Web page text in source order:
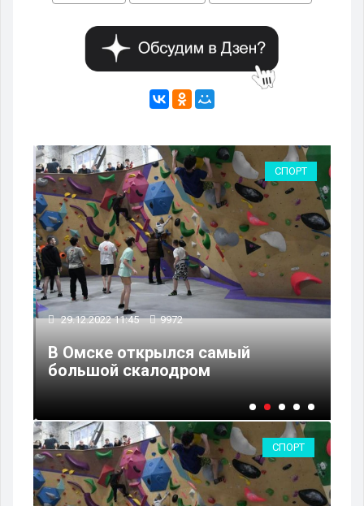
СПОРТ
29.12.2022 11:45 9972
В Омске открылся самый
большой скалодром
СПОРТ